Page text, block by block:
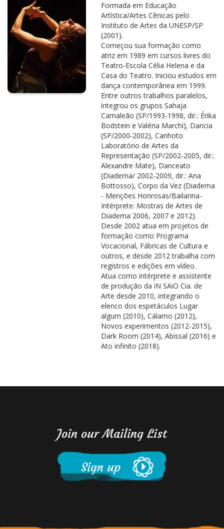
Formada em Educação
Artística/Artes Cênicas pelo
Instituto de Artes da UNESP/SP
(2001).
Começou sua formação como
atriz em 1989 em cursos livres do
Teatro-Escola Célia Helena e da
Casa do Teatro. Iniciou estudos em
dança contemporânea em 1999.
Entre outros trabalhos paralelos,
integrou os grupos Sahaja
Camaleão (SP/1993-1998, dir.: Érika
Bodstein e Valéria Marchi), Dancia
(SP/2000-2002), Canhoto
Laboratório de Artes da
Representação (SP/2002-2005, dir.:
Alexandre Mate), Danceato
(Diadema/ 2002-2009, dir.: Ana
Bottosso), Corpo da Vez (Diadema
- Menções Honrosas/Bailarina-
Intérprete: Mostras de Artes de
Diadema 2006, 2007 e 2012).
Desde 2002 atua em projetos de
formação como Programa
Vocacional, Fábricas de Cultura e
outros, e desde 2012 trabalha com
registros e edições em vídeo.
Atua como intérprete e assistente
de produção da iN SAiO Cia. de
Arte desde 2010, integrando o
elenco dos espetáculos Lugar
algum (2010), Cálamo (2012),
Novos experimentos (2012-2015),
Dark Room (2014), Abissal (2016) e
Ato infinito (2018).
Join our Mailing List
Sign up